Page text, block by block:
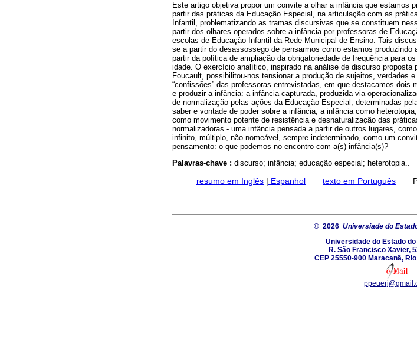
Este artigo objetiva propor um convite a olhar a infância que estamos
partir das práticas da Educação Especial, na articulação com as
Infantil, problematizando as tramas discursivas que se constituem
partir dos olhares operados sobre a infância por professoras de
escolas de Educação Infantil da Rede Municipal de Ensino. Tais
se a partir do desassossego de pensarmos como estamos produzindo
partir da política de ampliação da obrigatoriedade de frequência para
idade. O exercício analítico, inspirado na análise de discurso proposta
Foucault, possibilitou-nos tensionar a produção de sujeitos, verdades
“confissões” das professoras entrevistadas, em que destacamos dois
e produzir a infância: a infância capturada, produzida via
de normalização pelas ações da Educação Especial, determinadas
saber e vontade de poder sobre a infância; a infância como
como movimento potente de resistência e desnaturalização das
normalizadoras - uma infância pensada a partir de outros lugares,
infinito, múltiplo, não-nomeável, sempre indeterminado, como um
pensamento: o que podemos no encontro com a(s) infância(s)?
Palavras-chave : discurso; infância; educação especial; heterotopia..
· resumo em Inglês | Espanhol · texto em Português ·
© 2026 Universiade do
Universidade do Estado
R. São Francisco Xavier,
CEP 25550-900 Maracanã,